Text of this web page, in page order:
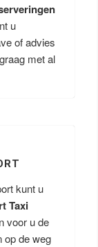
u
of advies
met al
kunt u
Taxi
voor u de
op de weg